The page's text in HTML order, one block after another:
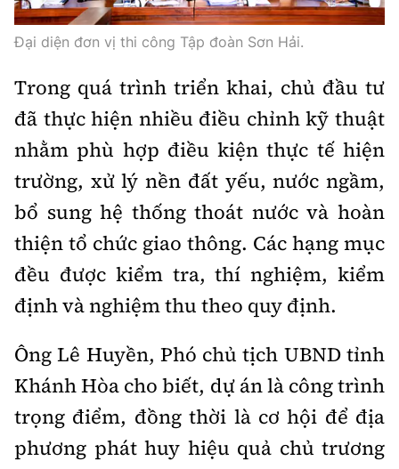
Đại diện đơn vị thi công Tập đoàn Sơn Hải.
Trong quá trình triển khai, chủ đầu tư
đã thực hiện nhiều điều chỉnh kỹ thuật
nhằm phù hợp điều kiện thực tế hiện
trường, xử lý nền đất yếu, nước ngầm,
bổ sung hệ thống thoát nước và hoàn
thiện tổ chức giao thông. Các hạng mục
đều được kiểm tra, thí nghiệm, kiểm
định và nghiệm thu theo quy định.
Ông Lê Huyền, Phó chủ tịch UBND tỉnh
Khánh Hòa cho biết, dự án là công trình
trọng điểm, đồng thời là cơ hội để địa
phương phát huy hiệu quả chủ trương